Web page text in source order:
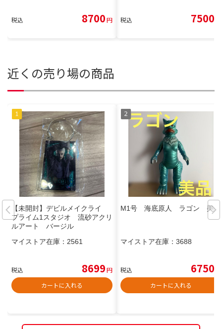
税込 8700円 税込 7500
近くの売り場の商品
【未開封】デビルメイクライ
プライム1スタジオ 流砂アクリ
ルアート バージル
マイストア在庫： 2561
税込 8699円
カートに入れる
M1号 海底原人 ラゴン 美品
マイストア在庫： 3688
税込 6750
カートに入れる